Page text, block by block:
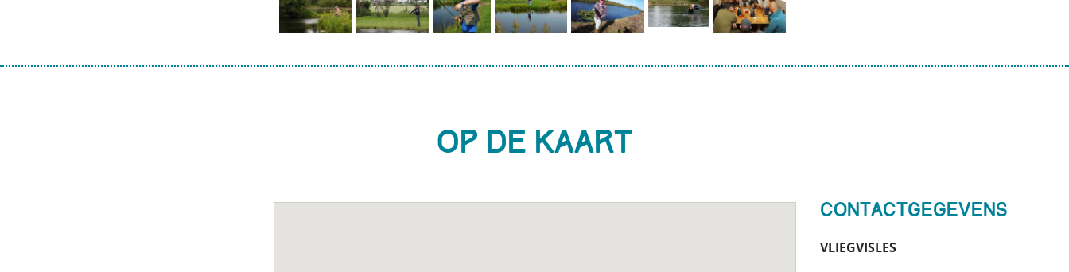
Op de kaart
Contactgegevens
VLIEGVISLES